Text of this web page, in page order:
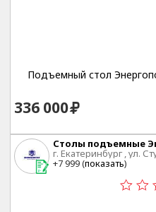
Подъемный стол
336 000
Столы подъемные
г. Екатеринбург , ул.
+7 999 (показать)